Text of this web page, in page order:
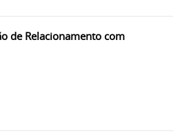
de Relacionamento com